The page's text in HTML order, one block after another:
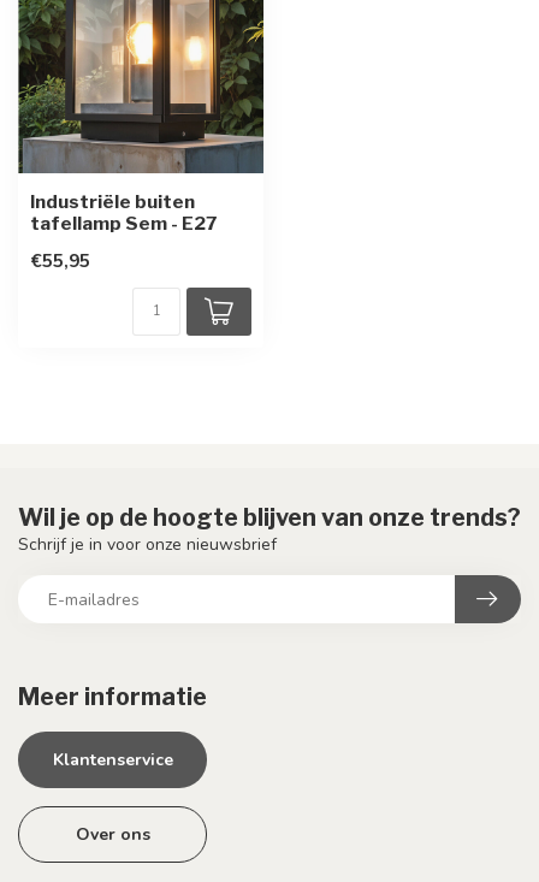
Industriële buiten
tafellamp Sem - E27
€55,95
Meer informatie
Klantenservice
Over ons
Wil je op de hoogte blijven van onze trends?
Schrijf je in voor onze nieuwsbrief